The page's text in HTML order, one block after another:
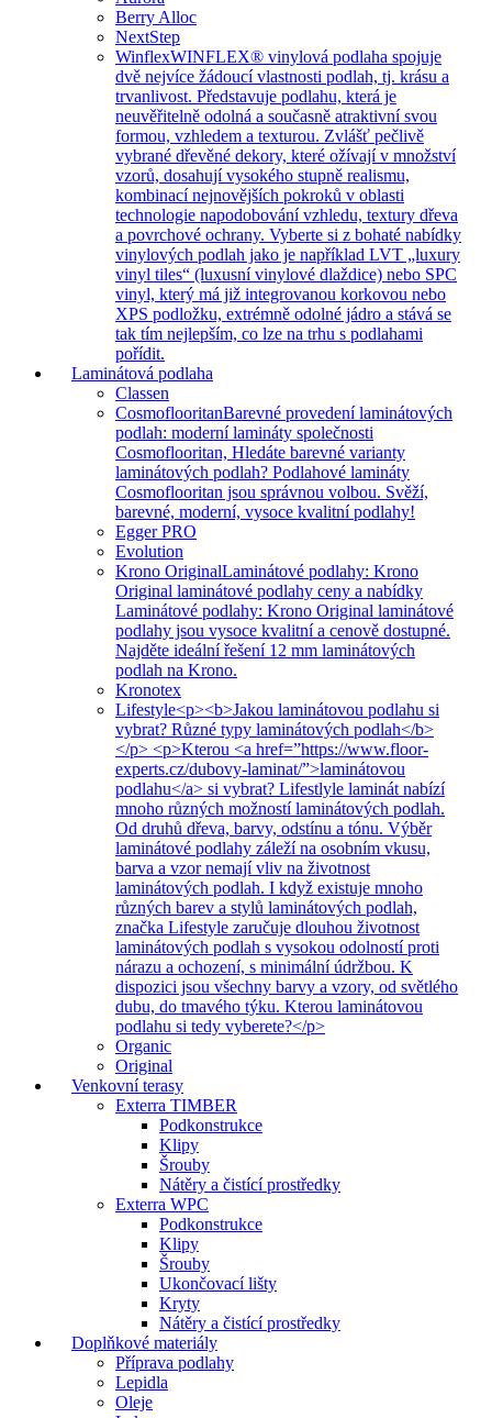
Berry Alloc
NextStep
WinflexWINFLEX® vinylová podlaha spojuje
dvě nejvíce žádoucí vlastnosti podlah, tj. krásu a
trvanlivost. Představuje podlahu, která je
neuvěřitelně odolná a současně atraktivní svou
formou, vzhledem a texturou. Zvlášť pečlivě
vybrané dřevěné dekory, které ožívají v množství
vzorů, dosahují vysokého stupně realismu,
kombinací nejnovějších pokroků v oblasti
technologie napodobování vzhledu, textury dřeva
a povrchové ochrany. Vyberte si z bohaté nabídky
vinylových podlah jako je například LVT „luxury
vinyl tiles“ (luxusní vinylové dlaždice) nebo SPC
vinyl, který má již integrovanou korkovou nebo
XPS podložku, extrémně odolné jádro a stává se
tak tím nejlepším, co lze na trhu s podlahami
pořídit.
Laminátová podlaha
Classen
CosmoflooritanBarevné provedení laminátových
podlah: moderní lamináty společnosti
Cosmoflooritan, Hledáte barevné varianty
laminátových podlah? Podlahové lamináty
Cosmoflooritan jsou správnou volbou. Svěží,
barevné, moderní, vysoce kvalitní podlahy!
Egger PRO
Evolution
Krono OriginalLaminátové podlahy: Krono
Original laminátové podlahy ceny a nabídky
Laminátové podlahy: Krono Original laminátové
podlahy jsou vysoce kvalitní a cenově dostupné.
Najděte ideální řešení 12 mm laminátových
podlah na Krono.
Kronotex
Lifestyle<p><b>Jakou laminátovou podlahu si
vybrat? Různé typy laminátových podlah</b>
</p> <p>Kterou <a href=”https://www.floor-
experts.cz/dubovy-laminat/”>laminátovou
podlahu</a> si vybrat? Lifestlyle laminát nabízí
mnoho různých možností laminátových podlah.
Od druhů dřeva, barvy, odstínu a tónu. Výběr
laminátové podlahy záleží na osobním vkusu,
barva a vzor nemají vliv na životnost
laminátových podlah. I když existuje mnoho
různých barev a stylů laminátových podlah,
značka Lifestyle zaručuje dlouhou životnost
laminátových podlah s vysokou odolností proti
nárazu a ochození, s minimální údržbou. K
dispozici jsou všechny barvy a vzory, od světlého
dubu, do tmavého týku. Kterou laminátovou
podlahu si tedy vyberete?</p>
Organic
Original
Venkovní terasy
Exterra TIMBER
Podkonstrukce
Klipy
Šrouby
Nátěry a čistící prostředky
Exterra WPC
Podkonstrukce
Klipy
Šrouby
Ukončovací lišty
Kryty
Nátěry a čistící prostředky
Doplňkové materiály
Příprava podlahy
Lepidla
Oleje